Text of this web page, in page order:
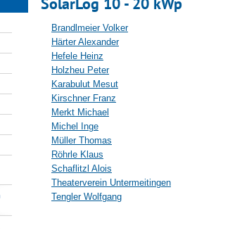
Brandlmeier Volker
Härter Alexander
Hefele Heinz
Holzheu Peter
Karabulut Mesut
Kirschner Franz
Merkt Michael
Michel Inge
Müller Thomas
Röhrle Klaus
Schaflitzl Alois
Theaterverein Untermeitingen
Tengler Wolfgang